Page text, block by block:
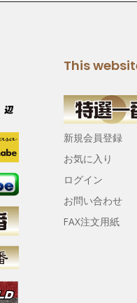
This
新規会員登録
お気に入り
ログイン
お問い合わせ
FAX注文用紙